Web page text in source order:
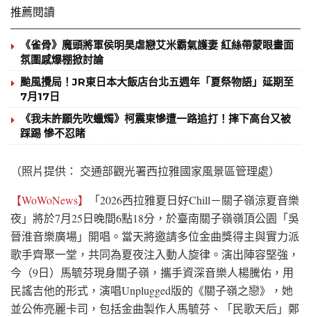
推薦閱讀
《雀骨》魔頭將軍侯明昊虐戀艾米霸氣護妻 紅絲帶蒙眼畫面
氛圍感爆棚掀討論
颱風攪局！JR東日本大飯店台北五週年「夏祭物語」延期至
7月17日
《我未許願先吹蠟燭》柯震東慘遭一路追打！摔下高台又被
踩踢 慘不忍睹
（照片提供： 交通部觀光署西拉雅國家風景區管理處）
【WoWoNews】
「2026西拉雅夏日好Chill－關子嶺涼夏音樂
夜」將於7月25日晚間6點18分，於臺南關子嶺嶺頂公園「吳
晉淮音樂廣場」開唱。當天將邀請多位金曲獎得主與實力派
歌手齊聚一堂，共同為夏夜注入動人旋律。演出陣容堅強，
今（9日）馬毓芬現身關子嶺，攜手資深音樂人楊騰佑，用
民謠吉他的形式，演唱Unplugged版的《關子嶺之戀》，她
並公佈亮麗卡司，包括金曲製作人馬毓芬、「民歌天后」鄭